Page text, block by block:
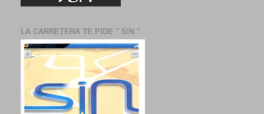
LA CARRETERA TE PIDE " SIN ".